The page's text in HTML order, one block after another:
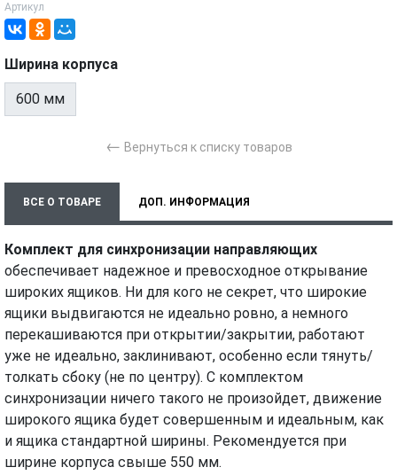
Артикул
Ширина корпуса
600 мм
← Вернуться к списку товаров
ВСЕ О ТОВАРЕ ДОП. ИНФОРМАЦИЯ
Комплект для синхронизации направляющих
обеспечивает надежное и превосходное открывание
широких ящиков. Ни для кого не секрет, что широкие
ящики выдвигаются не идеально ровно, а немного
перекашиваются при открытии/закрытии, работают
уже не идеально, заклинивают, особенно если тянуть/
толкать сбоку (не по центру). С комплектом
синхронизации ничего такого не произойдет, движение
широкого ящика будет совершенным и идеальным, как
и ящика стандартной ширины. Рекомендуется при
ширине корпуса свыше 550 мм.